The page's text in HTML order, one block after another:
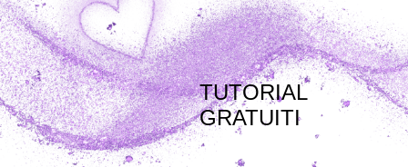
TUTORIAL
GRATUITI